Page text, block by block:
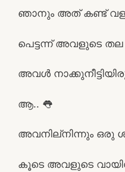
ഞാനും അത് കണ്ട്
പെട്ടന്ന് അവളുടെ
അവൾ
ആ.. 👅
അവനില്നിന്നും ഒരു
കൂടെ അവളുടെ